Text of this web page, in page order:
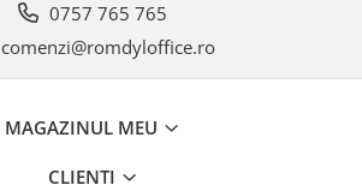
0757 765 765
comenzi@romdyloffice.ro
MAGAZINUL MEU
CLIENTI